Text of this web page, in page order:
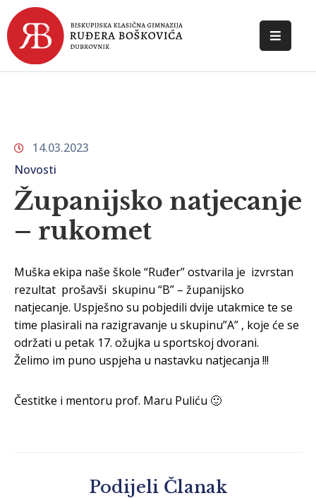
POČETNA
DOKUMENTI
KONTAKT
14.03.2023
Novosti
Županijsko natjecanje
– rukomet
Muška ekipa naše škole “Ruđer” ostvarila je izvrstan
rezultat prošavši skupinu “B” – županijsko
natjecanje. Uspješno su pobjedili dvije utakmice te se
time plasirali na razigravanje u skupinu”A” , koje će se
održati u petak 17. ožujka u sportskoj dvorani.
Želimo im puno uspjeha u nastavku natjecanja !!!
Čestitke i mentoru prof. Maru Puliću 🙂
Podijeli Članak